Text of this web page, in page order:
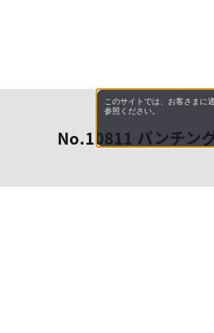
No.10811 パンチン
このサイトでは、お客さまに
参照ください。